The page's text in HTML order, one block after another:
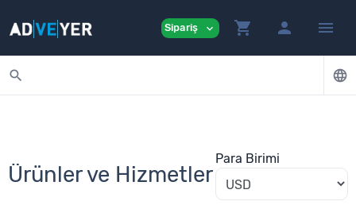
Sipariş expand_more shopping_cart person menu
search language
Ürünler ve Hizmetler
Para Birimi